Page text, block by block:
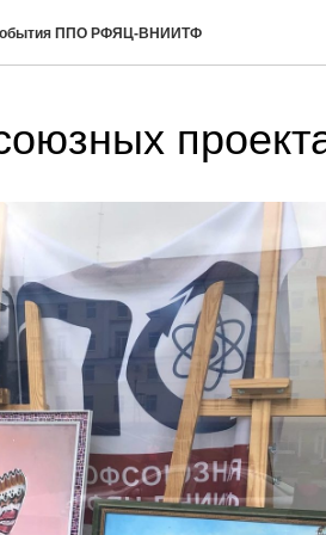
ППО РФЯЦ-ВНИИТФ